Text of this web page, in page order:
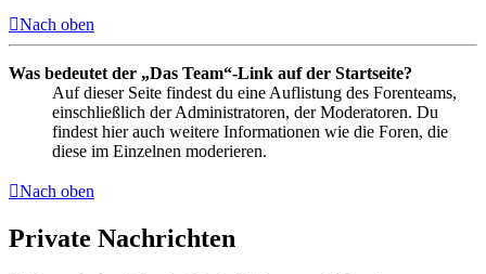
Nach oben
Was bedeutet der „Das Team“-Link auf der Startseite?
Auf dieser Seite findest du eine Auflistung des Forenteams,
einschließlich der Administratoren, der Moderatoren. Du
findest hier auch weitere Informationen wie die Foren, die
diese im Einzelnen moderieren.
Nach oben
Private Nachrichten